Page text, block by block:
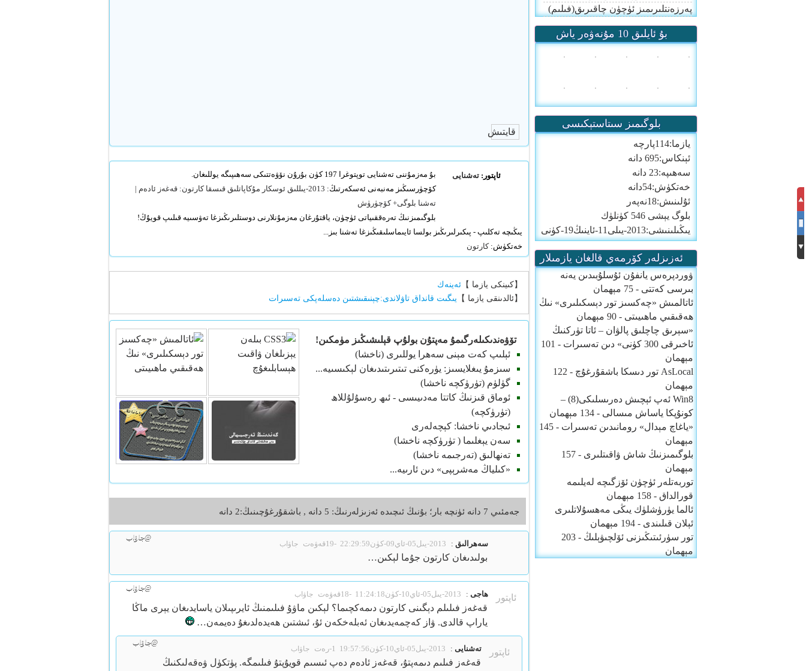
قايتىش
ئاپتور:تەشنايى
بۇ مەزمۇننى تەشنايى توپتوغرا 197 كۈن بۇرۇن نۆۋەتتىكى سەھىپىگە يوللىغان.
كۆچۈرسىڭىز مەنبەنى ئەسكەرتىڭ:
2013-يىللىق ئوسكار مۇكاپاتلىق قىسقا كارتون: قەغەز ئادەم |
تەشنا بلوگى+ كۆچۈرۈش
بلوگىمىزنىڭ تەرەققىياتى ئۈچۈن، ياقتۇرغان مەزمۇنلارنى دوستلىرىڭىزغا تەۋسىيە قىلىپ قويۇڭ!
يىڭىچە تەكلىپ - پىكىرلىرىڭىز بولسا ئايىماسلىقىڭىزغا تەشنا بىز...
خەتكۈش: كارتون
【كىينكى يازما 】 ئەينەك
【ئالدىنقى يازما 】 يىگىت قانداق تاۋلاندى:چېنىقىشتىن دەسلەپكى تەسىرات
تۆۋەندىكىلەرگىمۇ مەپتۇن بولۇپ قېلىشىڭىز مۈمكىن!
ئېلىپ كەت مېنى سەھرا يوللىرى (ناخشا)
سىزمۇ يىغلايسىز: يۈرەكنى تىتىرىتىدىغان لېكىسىيە...
گۈلۈم (تۈرۈكچە ناخشا)
ئوماق قىزنىڭ كاتتا مەدىيىسى - ئىھ رەسۇلۇللاھ
(تۈرۈكچە)
ئىجادىي ناخشا: كېچەلەرى
سەن يېغلىما ( تۈرۈكچە ناخشا)
تەنھالىق (تەرجىمە ناخشا)
«كىلياڭ مەشرېپى» دىن ئارىيە...
جەمئىي 7 دانە ئۈنچە بار؛ بۇنىڭ ئىچىدە ئەزىزلەرنىڭ: 5 دانە , باشقۇرغۇچىنىڭ:2 دانە
سەھرالىق : 2013-يىل05-ئاي09-كۈن22:29:59 -19قەۋەت جاۋاب
@جاۋاب
بولىدىغان كارتون جۇما لېكىن…
ئاپتور ھاجى : 2013-يىل05-ئاي10-كۈن11:24:18 -18قەۋەت جاۋاب
@جاۋاب
قەغەز فىلىلم دېگىنى كارتون دىمەكچىما؟ لېكىن ماۋۇ فىلىمنىڭ ئايرىپىلان ياسايدىغان يېرى ماڭا
ياراپ قالدى. ۋاز كەچمەيدىغان ئەبلەخكەن ئۇ، ئىشتىن ھەيدەلدىغۇ دەيمەن…
ئاپتور تەشنايى : 2013-يىل05-ئاي10-كۈن19:57:56 جاۋاب
@جاۋاب
قەغەز فىلىم دىمەپتۇ، قەغەز ئادەم دەپ ئىسىم قويۇپتۇ فىلىمگە. پۈتكۈل ۋەقەلىكنىڭ
پەرزەنتلىرىمىز ئۈچۈن چاقىرىق(فىلىم)
بۇ ئايلىق 10 مۇنەۋەر ياش
بلوگىمىز سىتاستېكىسى
يازما:114پارچە
ئېنكاس:695 دانە
سەھىپە:23 دانە
خەتكۈش:54دانە
ئۇلىنىش:18نەپەر
بلوگ يېشى 546 كۈنلۈك
يىڭىلىنىشى:2013-يىلى11-ئاينىڭ19-كۈنى
ئەزىزلەر كۆرمەي قالغان يازمىلار
ۋوردپرەس يانفۇن ئۇسلۇبىدىن يەنە
بىرسى كەتتى - 75 مېھمان
ئاتالمىش «چەكسىز تور دېسكىلىرى» نىڭ
ھەقىقىي ماھىيىتى - 90 مېھمان
«سېرىق چاچلىق پالۋان – ئاتا تۈركنىڭ
ئاخىرقى 300 كۈنى» دىن تەسىرات
- 101
مېھمان
AsLocal تور دىسكا باشقۇرغۇچ
- 122
مېھمان
Win8 ئەپ ئېچىش دەرىسلىكى(8) –
كونۇپكا ياساش مىسالى - 134 مېھمان
«ياغاچ مېدال» رومانىدىن تەسىرات
- 145
مېھمان
بلوگىمىزنىڭ شاش ۋاقىتلىرى
- 157
مېھمان
توربەتلەر ئۈچۈن ئۆزگىچە لەيلىمە
قورالداق - 158 مېھمان
ئالما يۈرۈشلۈك يىڭى مەھسۇلاتلىرى
ئېلان قىلىندى - 194 مېھمان
تور سۈرئىتىڭىزنى ئۆلچىۋېلىڭ
- 203
مېھمان